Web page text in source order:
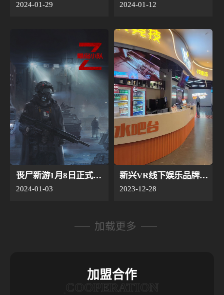
2024-01-29 2024-01-12
丧尸新游1月8日正式上线！首月优惠活动5折，超惊喜！
2024-01-03
新兴VR线下娱乐品牌靠“设备”出圈，产品+内容的组合玩法还能吸引年轻人吗？
2023-12-28
加载更多
加盟合作
COOPERATION